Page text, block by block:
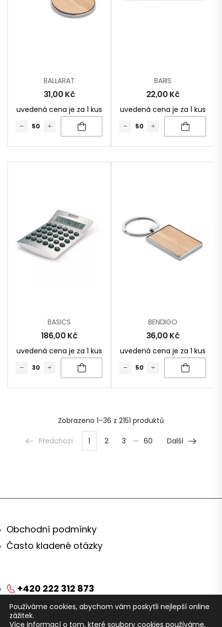
BALLARAT
31,00 Kč
uvedená cena je za 1 kus
BARIS
22,00 Kč
uvedená cena je za 1 kus
BASICS
186,00 Kč
uvedená cena je za 1 kus
BENDIGO
36,00 Kč
uvedená cena je za 1 kus
Zobrazeno 1–36 z 2151 produktů
Předchozí 1 2 3 … 60 Další
Obchodní podmínky
Často kladené otázky
+420 222 312 873
obchod@arei.cz
Používáme cookies, abychom vám poskytli nejlepší online
zážitek.
Více informací o tom, které soubory cookies používáme,